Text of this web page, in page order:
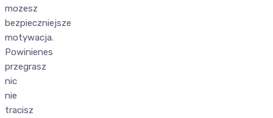
mozesz
bezpieczniejsze
motywacja.
Powinienes
przegrasz
nic
nie
tracisz